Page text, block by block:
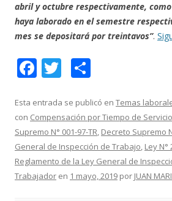
abril y octubre respectivamente,
haya laborado en el semestre
mes se depositará por treintavos”.
F
e
b
o
o
k
T
itt
er
m
p
ar
ti
r
Esta entrada se publicó en Temas
con Compensación por Tiempo de
Supremo N° 001-97-TR, Decreto Supremo
General de Inspección de Trabajo, Ley N°
Reglamento de la Ley General de
Trabajador en 1 mayo, 2019 por JUAN